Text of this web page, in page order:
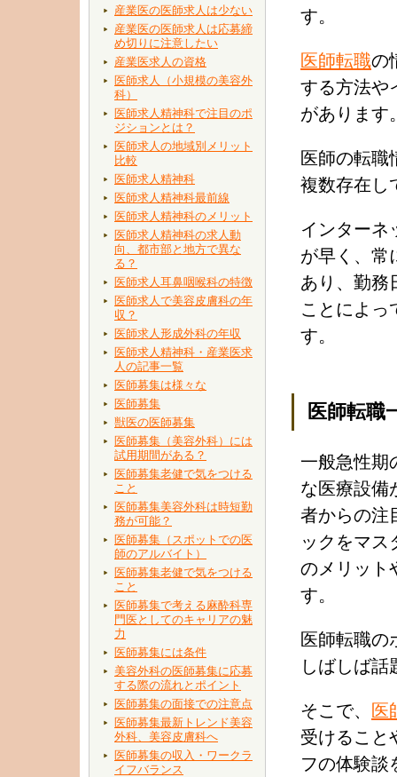
産業医の医師求人は少ない
産業医の医師求人は応募締
め切りに注意したい
産業医求人の資格
医師求人（小規模の美容外
科）
医師求人精神科で注目のポ
ジションとは？
医師求人の地域別メリット
比較
医師求人精神科
医師求人精神科最前線
医師求人精神科のメリット
医師求人精神科の求人動
向、都市部と地方で異な
る？
医師求人耳鼻咽喉科の特徴
医師求人で美容皮膚科の年
収？
医師求人形成外科の年収
医師求人精神科・産業医求
人の記事一覧
医師募集は様々な
医師募集
獣医の医師募集
医師募集（美容外科）には
試用期間がある？
医師募集老健で気をつける
こと
医師募集美容外科は時短勤
務が可能？
医師募集（スポットでの医
師のアルバイト）
医師募集老健で気をつける
こと
医師募集で考える麻酔科専
門医としてのキャリアの魅
力
医師募集には条件
美容外科の医師募集に応募
する際の流れとポイント
医師募集の面接での注意点
医師募集最新トレンド美容
外科、美容皮膚科へ
医師募集の収入・ワークラ
イフバランス
す。
医師転職の
する方法や
があります
医師の転職
複数存在し
インターネ
が早く、常
あり、勤務
ことによっ
す。
医師転職
一般急性期
な医療設備
者からの注
ックをマス
のメリット
す。
医師転職の
しばしば話
そこで、 医
受けること
フの体験談